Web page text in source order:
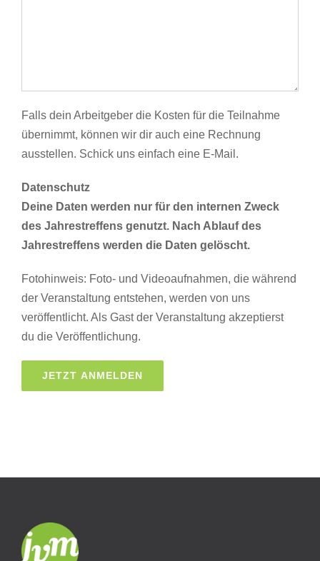
Falls dein Arbeitgeber die Kosten für die Teilnahme
übernimmt, können wir dir auch eine Rechnung
ausstellen. Schick uns einfach eine E-Mail.
Datenschutz
Deine Daten werden nur für den internen Zweck
des Jahrestreffens genutzt. Nach Ablauf des
Jahrestreffens werden die Daten gelöscht.
Fotohinweis: Foto- und Videoaufnahmen, die während
der Veranstaltung entstehen, werden von uns
veröffentlicht. Als Gast der Veranstaltung akzeptierst
du die Veröffentlichung.